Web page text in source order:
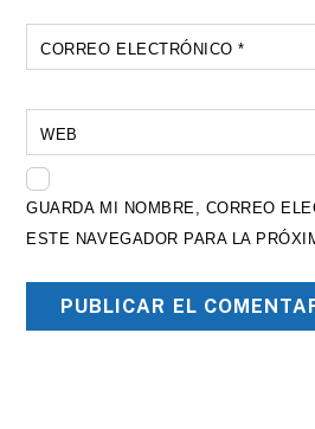
CORREO ELECTRÓNICO*
WEB
GUARDA MI NOMBRE, CORREO
ESTE NAVEGADOR PARA LA